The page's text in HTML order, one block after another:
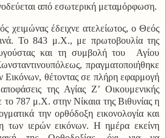
από εσωτερική μεταμόρφωση.
χειμώνας έδειχνε ατελείωτος, ο Θεός
Το 843 μ.Χ., με πρωτοβουλία της
και τη συμβολή του Αγίου
πραγματοποιήθηκε
θέτοντας σε πλήρη εφαρμογή
της Αγίας Ζ’ Οικουμενικής
787 μ.Χ. στην Νίκαια της Βιθυνίας η
την ορθόδοξη εικονολογία και
των ιερών εικόνων. Η ημέρα εκείνη